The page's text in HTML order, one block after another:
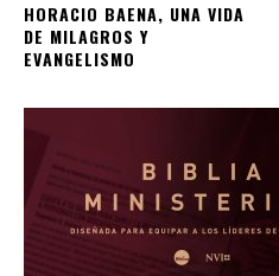
HORACIO BAENA, UNA VIDA
DE MILAGROS Y
EVANGELISMO